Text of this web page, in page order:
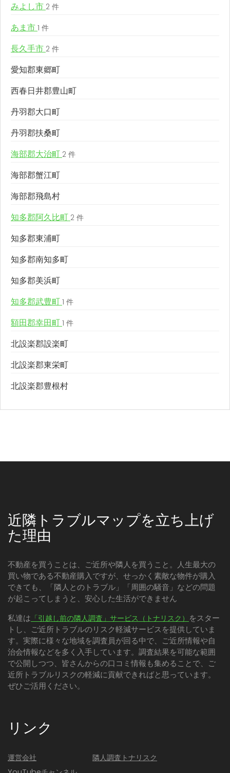
みよし市 2 件
あま市 1 件
長久手市 2 件
愛知郡東郷町
西春日井郡豊山町
丹羽郡大口町
丹羽郡扶桑町
海部郡大治町 2 件
海部郡蟹江町
海部郡飛島村
知多郡阿久比町 2 件
知多郡東浦町
知多郡南知多町
知多郡美浜町
知多郡武豊町 1 件
額田郡幸田町 1 件
北設楽郡設楽町
北設楽郡東栄町
北設楽郡豊根村
近隣トラブルマップを立ち上げ
た理由
不動産を買うことは、ご近所や隣人を買うこと。人生最大の
買い物である不動産購入ですが、せっかく素敵な物件が購入
できても、「隣人とのトラブル」「周囲の騒音」などの問題
が起こってしまうと、安心した生活ができません
私達は 「引越し前の隣人調査」サービス（トナリスク） をスター
トし、ご近所トラブルのリスク軽減サービスを提供していま
す。実際に様々な地域を調査員が回る中で、ご近所情報や自
治会情報などを多く入手しています。調査結果を可能な範囲
で公開しつつ、皆さんからの口コミ情報も集めることで、ご
近所トラブルリスクの軽減に貢献できればと思っています。
ぜひご活用ください。
リンク
運営会社
隣人調査トナリスク